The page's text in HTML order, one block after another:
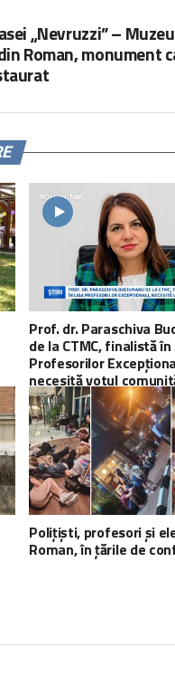
„Nevruzzi” –
Roman, monument
Prof. dr. Paraschiva
de la CTMC, finalistă în
Profesorilor
necesită votul
Polițiști, profesori și
Roman, în țările de